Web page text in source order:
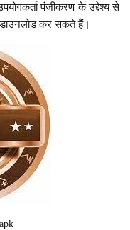
पंजीकरण के उद्देश्य से
कर सकते हैं।